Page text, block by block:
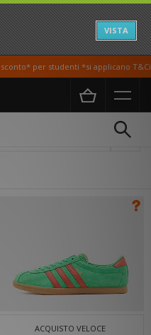
VISTA
per studenti *si applicano T&Ci
ACQUISTO VELOCE